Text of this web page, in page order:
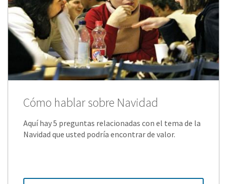
Cómo hablar sobre Navidad
Aquí hay 5 preguntas relacionadas con el tema de la
Navidad que usted podría encontrar de valor.